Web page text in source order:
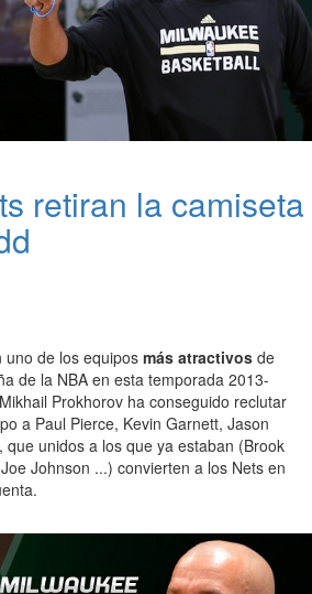
retiran la camiseta
uno de los equiposmás atractivos de
de la NBA en esta temporada 2013-
Prokhorov ha conseguido reclutar
a Paul Pierce, Kevin Garnett, Jason
que unidos a los que ya estaban (Brook
Johnson ...) convierten a los Nets en